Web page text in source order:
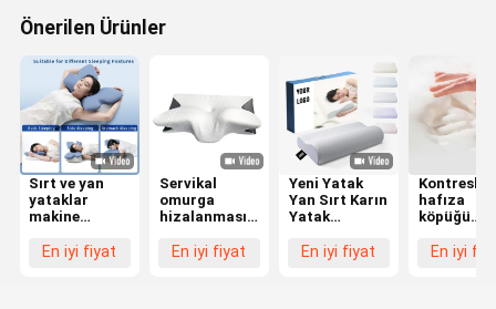
Önerilen Ürünler
Sırt ve yan
yataklar
makine
polyester
En iyi fiyat
Servikal
omurga
hizalanması
yastık kontur
En iyi fiyat
Yeni Yatak
Yan Sırt Karın
Yatak
Yastık
En iyi fiyat
Kontresli
hafıza
köpüğü
üstü
En iyi